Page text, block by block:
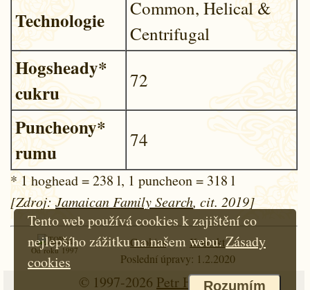
Technologie
Common, Helical &
Centrifugal
Hogsheady*
cukru
72
Puncheony*
rumu
74
* 1 hoghead = 238 l, 1 puncheon = 318 l
[Zdroj: Jamaican Family Search, cit. 2019]
Od roku 1997
Cookies
Kontakt
Poslední úpravy: 1.2.2020
© 1997-2026 Petr Hloušek
Tento web používá cookies k zajištění co
nejlepšího zážitku na našem webu.Zásady
cookies
Rozumím